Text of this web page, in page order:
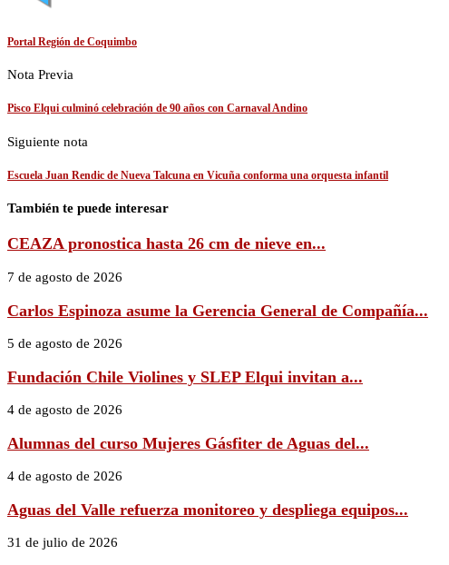
Portal Región de Coquimbo
Nota Previa
Pisco Elqui culminó celebración de 90 años con Carnaval Andino
Siguiente nota
Escuela Juan Rendic de Nueva Talcuna en Vicuña conforma una orquesta infantil
También te puede interesar
CEAZA pronostica hasta 26 cm de nieve en...
7 de agosto de 2026
Carlos Espinoza asume la Gerencia General de Compañía...
5 de agosto de 2026
Fundación Chile Violines y SLEP Elqui invitan a...
4 de agosto de 2026
Alumnas del curso Mujeres Gásfiter de Aguas del...
4 de agosto de 2026
Aguas del Valle refuerza monitoreo y despliega equipos...
31 de julio de 2026